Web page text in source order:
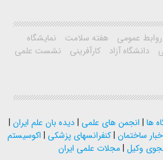
روابط عمومی هفته سلامت
نمایشگاه
دانشگاه آزاد کارآفرینی
نشست علمی
ها | انجمن های علمی |دیده بان علم ایران |
ساختمان |کنفرانسهای پزشکی | اکوسیستم
وکیل |مجلات علمی ایران